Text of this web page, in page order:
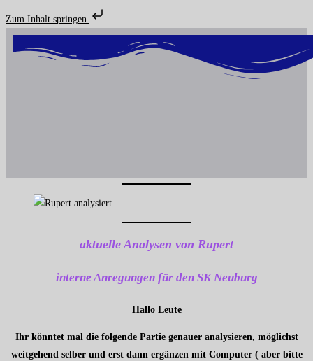
Zum Inhalt springen
aktuelle Analysen von Rupert
interne Anregungen für den SK Neuburg
Hallo Leute
Ihr könntet mal die folgende Partie genauer analysieren, möglichst
weitgehend selber und erst dann ergänzen mit Computer ( aber bitte